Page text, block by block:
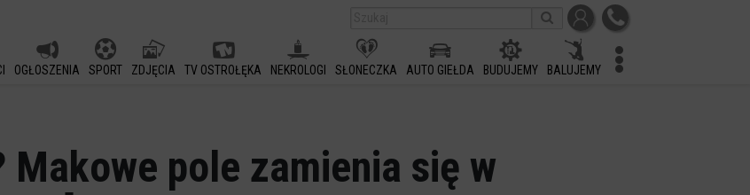
OGŁOSZENIA SPORT ZDJĘCIA TV OSTROŁĘKA NEKROLOGI SŁONECZKA AUTO GIEŁDA BUDUJEMY BALUJEMY
Makowe pole zamienia się w